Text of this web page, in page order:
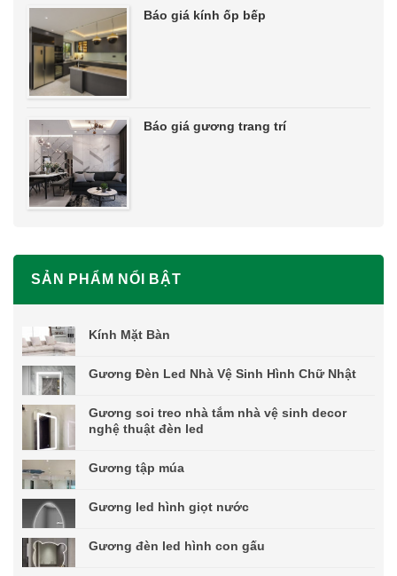
Báo giá kính ốp bếp
Báo giá gương trang trí
SẢN PHẨM NỔI BẬT
Kính Mặt Bàn
Gương Đèn Led Nhà Vệ Sinh Hình Chữ Nhật
Gương soi treo nhà tắm nhà vệ sinh decor
nghệ thuật đèn led
Gương tập múa
Gương led hình giọt nước
Gương đèn led hình con gấu